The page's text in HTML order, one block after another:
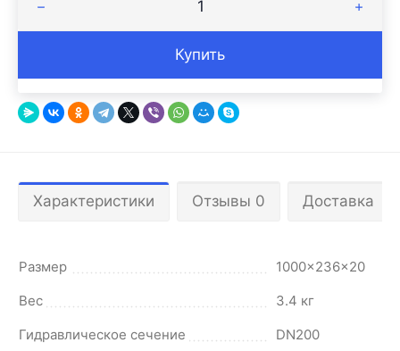
Купить
Характеристики Отзывы 0 Доставка
Размер
1000x236x20
Вес
3.4 кг
Гидравлическое сечение
DN200